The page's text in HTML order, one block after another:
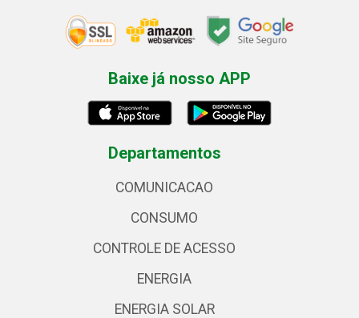
Baixe já nosso APP
Departamentos
COMUNICACAO
CONSUMO
CONTROLE DE ACESSO
ENERGIA
ENERGIA SOLAR